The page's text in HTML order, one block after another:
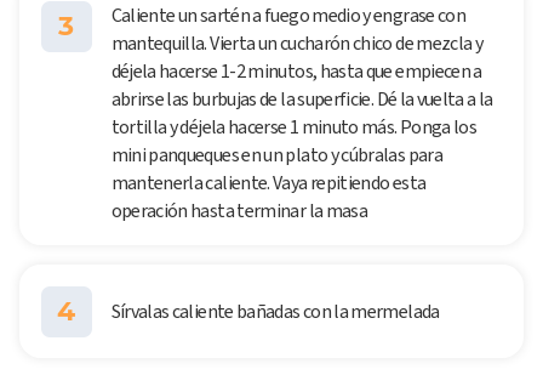
3
Caliente un sartén a fuego medio y engrase con
mantequilla. Vierta un cucharón chico de mezcla y
déjela hacerse 1-2 minutos, hasta que empiecen a
abrirse las burbujas de la superficie. Dé la vuelta a la
tortilla y déjela hacerse 1 minuto más. Ponga los
mini panqueques en un plato y cúbralas para
mantenerla caliente. Vaya repitiendo esta
operación hasta terminar la masa
4 Sírvalas caliente bañadas con la mermelada